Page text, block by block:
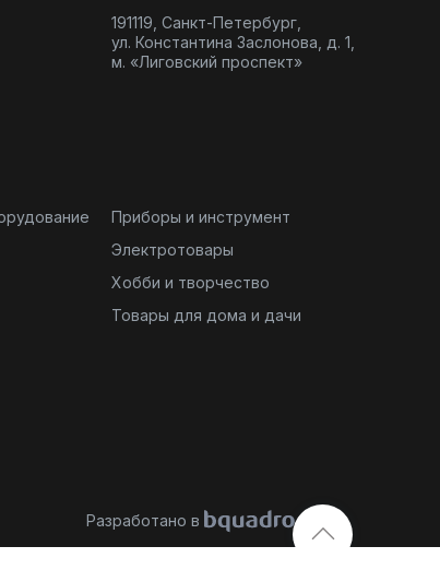
191119, Санкт-Петербург,
ул. Константина Заслонова, д. 1,
м. «Лиговский проспект»
Приборы и инструмент
Электротовары
Хобби и творчество
Товары для дома и дачи
Разработано в